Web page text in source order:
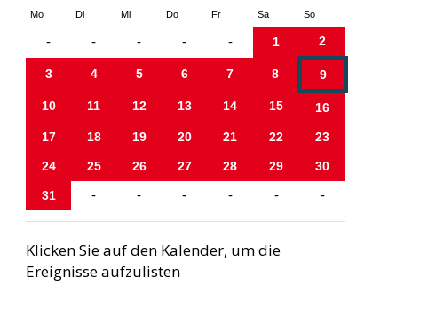
Mo Di Mi Do Fr Sa So
- - - - - 1 2
3 4 5 6 7 8 9
10 11 12 13 14 15 16
17 18 19 20 21 22 23
24 25 26 27 28 29 30
31 - - - - - -
Klicken Sie auf den Kalender, um die
Ereignisse aufzulisten